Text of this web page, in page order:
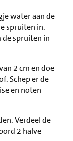
water aan de
spruiten in.
de spruiten in
2 cm en doe
Schep er de
en noten
Verdeel de
2 halve